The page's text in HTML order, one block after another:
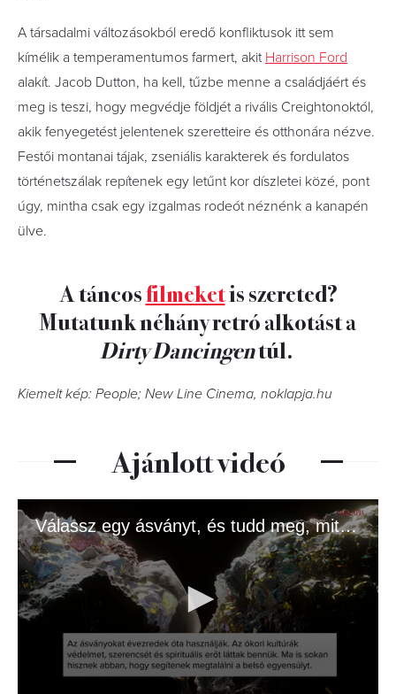
A társadalmi változásokból eredő konfliktusok itt sem
kímélik a temperamentumos farmert, akit Harrison Ford
alakít. Jacob Dutton, ha kell, tűzbe menne a családjáért és
meg is teszi, hogy megvédje földjét a rivális Creightonoktól,
akik fenyegetést jelentenek szeretteire és otthonára nézve.
Festői montanai tájak, zseniális karakterek és fordulatos
történetszálak repítenek egy letűnt kor díszletei közé, pont
úgy, mintha csak egy izgalmas rodeót néznénk a kanapén
ülve.
A táncosfilmeketis szereted?
Mutatunk néhány retró alkotást a
Dirty Dancingentúl.
Kiemelt kép: People; New Line Cinema, noklapja.hu
Ajánlott videó
Válassz egy ásványt, és tudd meg, mit üzen az univerzum!